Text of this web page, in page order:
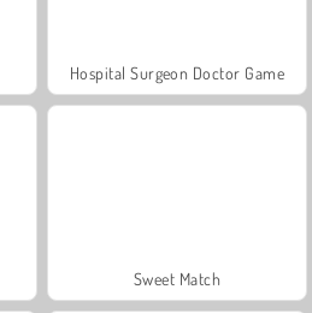
Hospital Surgeon Doctor Game
Sweet Match